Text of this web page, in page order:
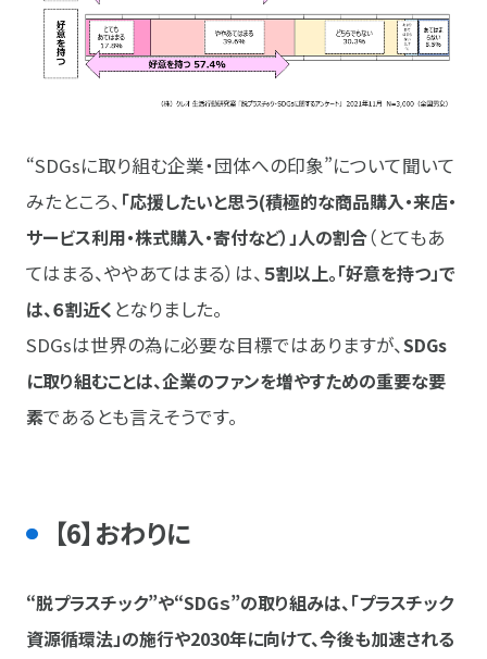
“SDGsに取り組む企業・団体への印象”について聞いて
みたところ、 「応援したいと思う(積極的な商品購入・来店・
サービス利用・株式購入・寄付など）」人の割合（とてもあ
てはまる、ややあてはまる）は、 ５割以上。「好意を持つ」で
は、６割近く となりました。
SDGsは世界の為に必要な目標ではありますが、SDGs
に取り組むことは、企業のファンを増やすための重要な要
素であるとも言えそうです。
【6】おわりに
“脱プラスチック”や“SDGｓ”の取り組みは、「プラスチック
資源循環法」の施行や2030年に向けて、今後も加速される